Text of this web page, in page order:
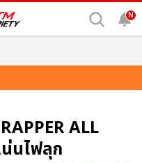
N
ALL
น่นไฟลุก